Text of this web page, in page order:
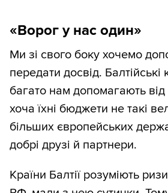
«Ворог у нас один»
Ми зі свого боку хочемо
передати досвід. Балтійські
багато нам допомагають
хоча їхні бюджети не такі
більших європейських
добрі друзі й партнери.
Країни Балтії розуміють